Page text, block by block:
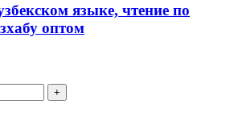
языке, чтение по
оптом